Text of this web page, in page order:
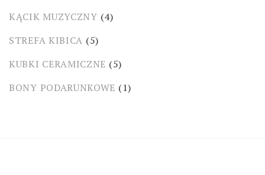
KĄCIK MUZYCZNY (4)
STREFA KIBICA (5)
KUBKI CERAMICZNE (5)
BONY PODARUNKOWE (1)